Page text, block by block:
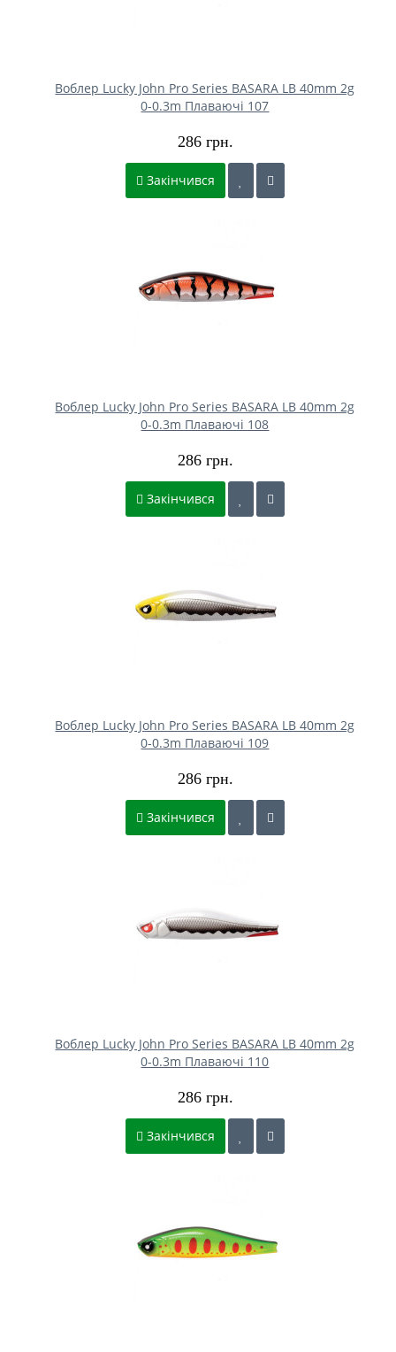
Воблер Lucky John Pro Series BASARA LB 40mm 2g
0-0.3m Плаваючі 107
286 грн.
Закінчився
Воблер Lucky John Pro Series BASARA LB 40mm 2g
0-0.3m Плаваючі 108
286 грн.
Закінчився
Воблер Lucky John Pro Series BASARA LB 40mm 2g
0-0.3m Плаваючі 109
286 грн.
Закінчився
Воблер Lucky John Pro Series BASARA LB 40mm 2g
0-0.3m Плаваючі 110
286 грн.
Закінчився